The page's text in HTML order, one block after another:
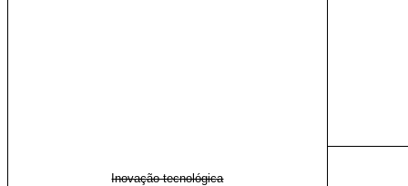
Inovação tecnológica